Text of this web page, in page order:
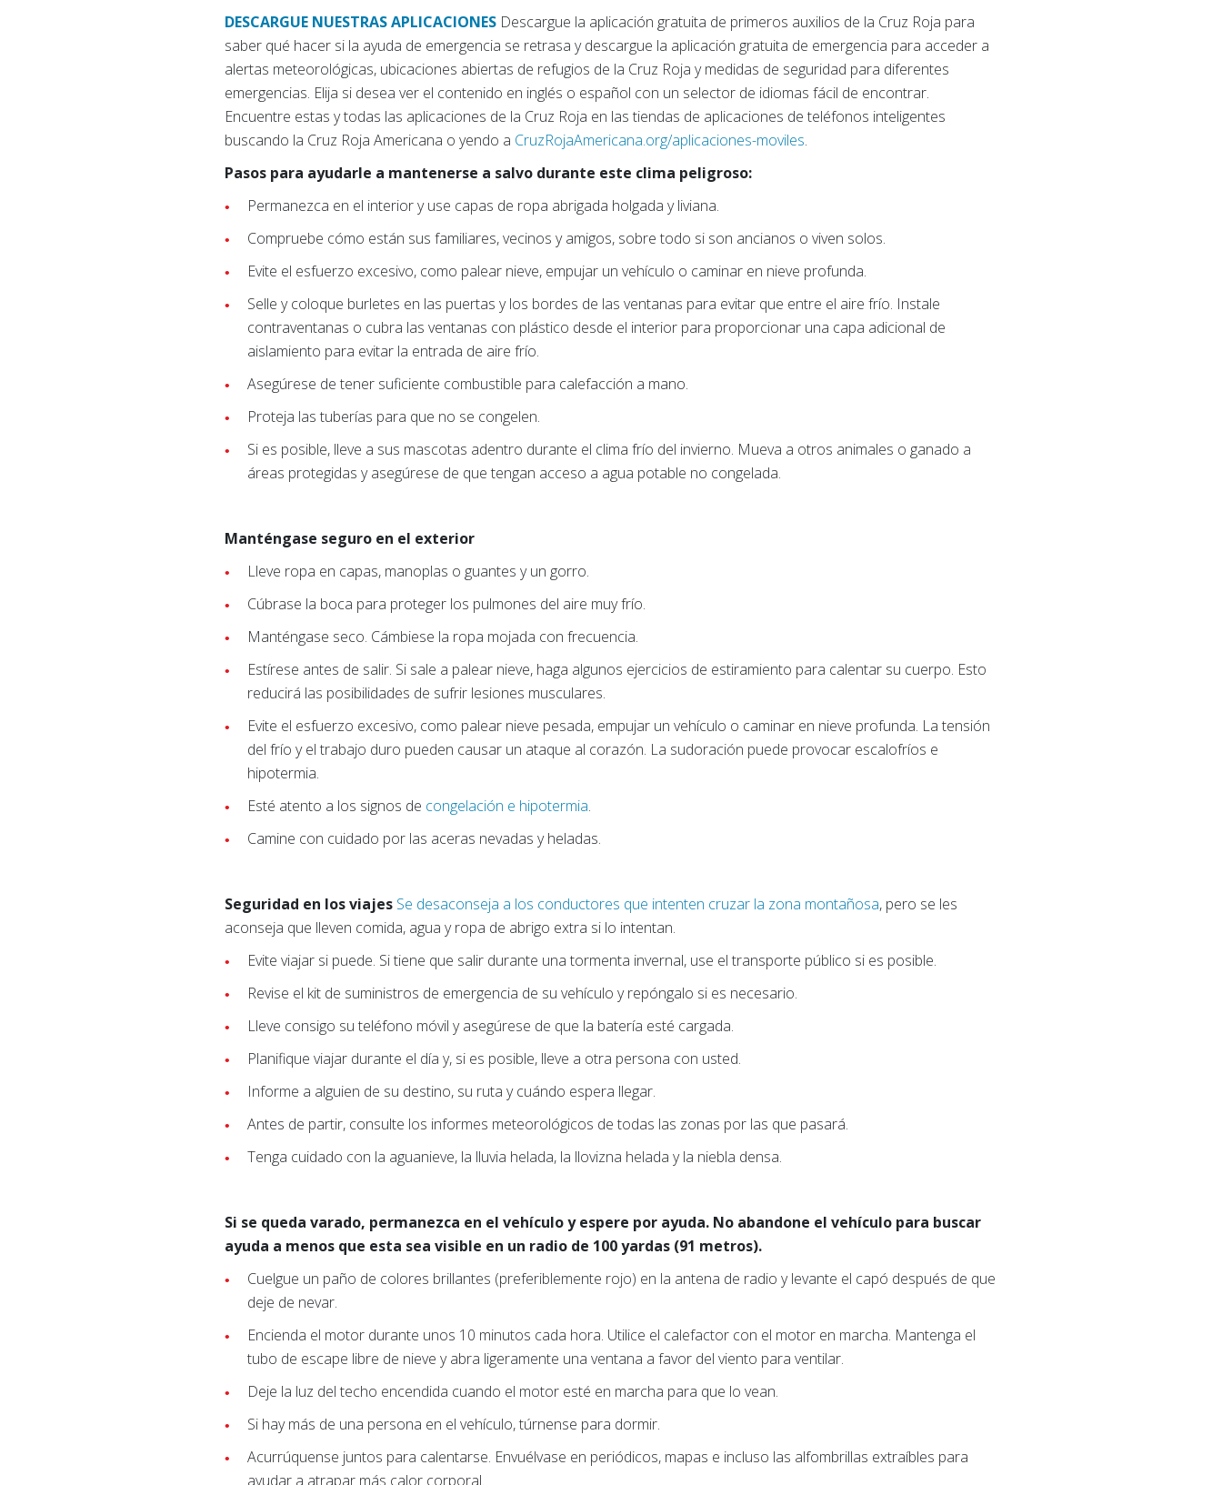
DESCARGUE NUESTRAS APLICACIONES Descargue la aplicación gratuita de primeros auxilios de la Cruz Roja para
saber qué hacer si la ayuda de emergencia se retrasa y descargue la aplicación gratuita de emergencia para acceder a
alertas meteorológicas, ubicaciones abiertas de refugios de la Cruz Roja y medidas de seguridad para diferentes
emergencias. Elija si desea ver el contenido en inglés o español con un selector de idiomas fácil de encontrar.
Encuentre estas y todas las aplicaciones de la Cruz Roja en las tiendas de aplicaciones de teléfonos inteligentes
buscando la Cruz Roja Americana o yendo a CruzRojaAmericana.org/aplicaciones-moviles.
Pasos para ayudarle a mantenerse a salvo durante este clima peligroso:
Permanezca en el interior y use capas de ropa abrigada holgada y liviana.
Compruebe cómo están sus familiares, vecinos y amigos, sobre todo si son ancianos o viven solos.
Evite el esfuerzo excesivo, como palear nieve, empujar un vehículo o caminar en nieve profunda.
Selle y coloque burletes en las puertas y los bordes de las ventanas para evitar que entre el aire frío. Instale
contraventanas o cubra las ventanas con plástico desde el interior para proporcionar una capa adicional de
aislamiento para evitar la entrada de aire frío.
Asegúrese de tener suficiente combustible para calefacción a mano.
Proteja las tuberías para que no se congelen.
Si es posible, lleve a sus mascotas adentro durante el clima frío del invierno. Mueva a otros animales o ganado a
áreas protegidas y asegúrese de que tengan acceso a agua potable no congelada.
Manténgase seguro en el exterior
Lleve ropa en capas, manoplas o guantes y un gorro.
Cúbrase la boca para proteger los pulmones del aire muy frío.
Manténgase seco. Cámbiese la ropa mojada con frecuencia.
Estírese antes de salir. Si sale a palear nieve, haga algunos ejercicios de estiramiento para calentar su cuerpo. Esto
reducirá las posibilidades de sufrir lesiones musculares.
Evite el esfuerzo excesivo, como palear nieve pesada, empujar un vehículo o caminar en nieve profunda. La tensión
del frío y el trabajo duro pueden causar un ataque al corazón. La sudoración puede provocar escalofríos e
hipotermia.
Esté atento a los signos de congelación e hipotermia.
Camine con cuidado por las aceras nevadas y heladas.
Seguridad en los viajes Se desaconseja a los conductores que intenten cruzar la zona montañosa, pero se les
aconseja que lleven comida, agua y ropa de abrigo extra si lo intentan.
Evite viajar si puede. Si tiene que salir durante una tormenta invernal, use el transporte público si es posible.
Revise el kit de suministros de emergencia de su vehículo y repóngalo si es necesario.
Lleve consigo su teléfono móvil y asegúrese de que la batería esté cargada.
Planifique viajar durante el día y, si es posible, lleve a otra persona con usted.
Informe a alguien de su destino, su ruta y cuándo espera llegar.
Antes de partir, consulte los informes meteorológicos de todas las zonas por las que pasará.
Tenga cuidado con la aguanieve, la lluvia helada, la llovizna helada y la niebla densa.
Si se queda varado, permanezca en el vehículo y espere por ayuda. No abandone el vehículo para buscar
ayuda a menos que esta sea visible en un radio de 100 yardas (91 metros).
Cuelgue un paño de colores brillantes (preferiblemente rojo) en la antena de radio y levante el capó después de que
deje de nevar.
Encienda el motor durante unos 10 minutos cada hora. Utilice el calefactor con el motor en marcha. Mantenga el
tubo de escape libre de nieve y abra ligeramente una ventana a favor del viento para ventilar.
Deje la luz del techo encendida cuando el motor esté en marcha para que lo vean.
Si hay más de una persona en el vehículo, túrnense para dormir.
Acurrúquense juntos para calentarse. Envuélvase en periódicos, mapas e incluso las alfombrillas extraíbles para
ayudar a atrapar más calor corporal.